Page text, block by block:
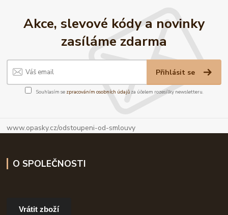
Akce, slevové kódy a novinky
zasíláme zdarma
Přihlásit se
Souhlasím se zpracováním osobních údajůza účelem rozesílky newsletteru.
www.opasky.cz/odstoupeni-od-smlouvy
O SPOLEČNOSTI
Vrátit zboží